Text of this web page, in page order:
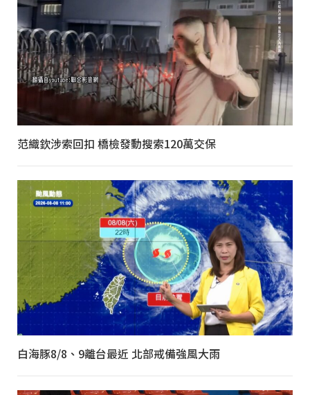
范織欽涉索回扣 橋檢發動搜索120萬交保
白海豚8/8、9離台最近 北部戒備強風大雨